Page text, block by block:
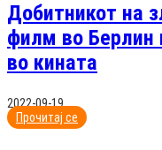
Добитникот на
филм во Берлин
во кината
2022-09-19
Прочитај се